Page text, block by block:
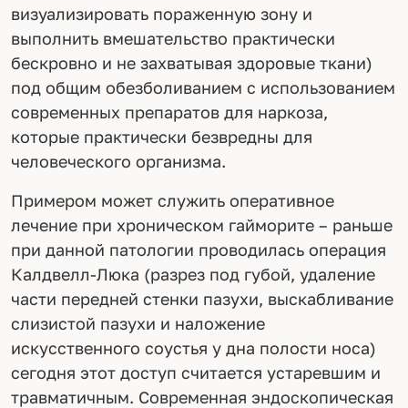
визуализировать пораженную зону и
выполнить вмешательство практически
бескровно и не захватывая здоровые ткани)
под общим обезболиванием с использованием
современных препаратов для наркоза,
которые практически безвредны для
человеческого организма.
Примером может служить оперативное
лечение при хроническом гайморите – раньше
при данной патологии проводилась операция
Калдвелл-Люка (разрез под губой, удаление
части передней стенки пазухи, выскабливание
слизистой пазухи и наложение
искусственного соустья у дна полости носа)
сегодня этот доступ считается устаревшим и
травматичным. Современная эндоскопическая